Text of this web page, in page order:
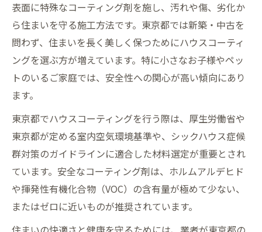
び方
失敗しないための安全な施工業者の見極め
方
ハウスコーティング相場と安全性の関係を
解説
ング
フロアコーティングの安全対策と選び方の
ポイント
ハウスコーティング施工後の安心ポイントを解
説
施工後も安心できるハウスコーティングの
表面に特殊なコーティング剤を施し、汚れや傷、劣化か
ら住まいを守る施工方法です。東京都では新築・中古を
問わず、住まいを長く美しく保つためにハウスコーティ
ングを選ぶ方が増えています。特に小さなお子様やペッ
トのいるご家庭では、安全性への関心が高い傾向にあり
ます。
東京都でハウスコーティングを行う際は、厚生労働省や
東京都が定める室内空気環境基準や、シックハウス症候
群対策のガイドラインに適合した材料選定が重要とされ
ています。安全なコーティング剤は、ホルムアルデヒド
や揮発性有機化合物（VOC）の含有量が極めて少ない、
またはゼロに近いものが推奨されています。